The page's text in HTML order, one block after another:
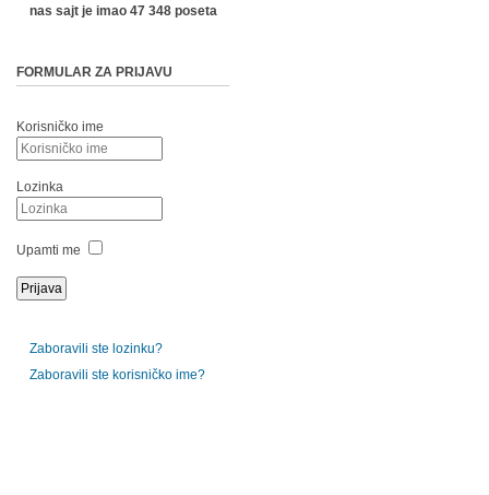
nas sajt je imao 47 348 poseta
FORMULAR ZA PRIJAVU
Korisničko ime
Lozinka
Upamti me
Zaboravili ste lozinku?
Zaboravili ste korisničko ime?